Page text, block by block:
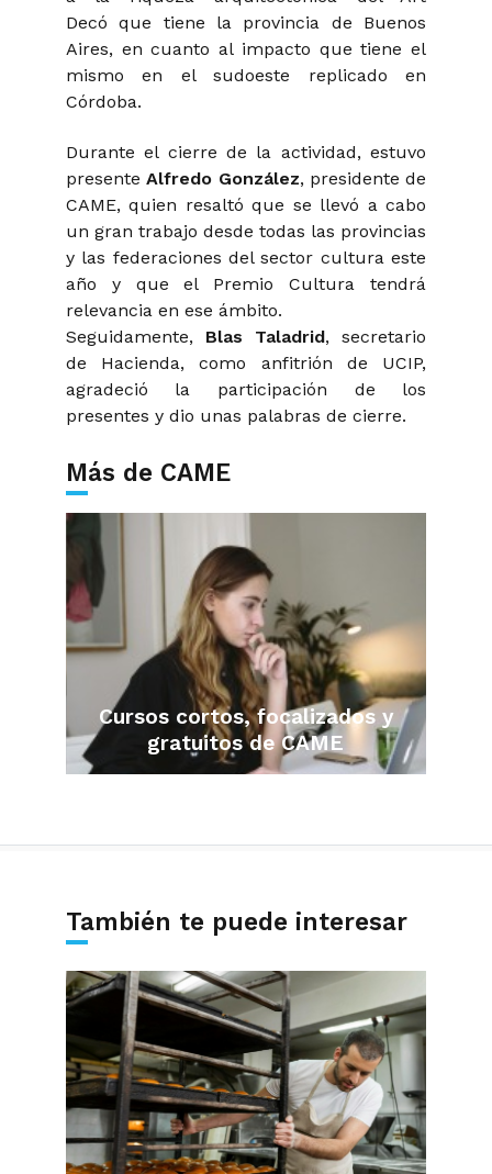
Decó que tiene la provincia de Buenos
Aires, en cuanto al impacto que tiene el
mismo en el sudoeste replicado en
Córdoba.
Durante el cierre de la actividad, estuvo
presenteAlfredo González, presidente de
CAME, quien resaltó que se llevó a cabo
un gran trabajo desde todas las provincias
y las federaciones del sector cultura este
año y que el Premio Cultura tendrá
relevancia en ese ámbito.
Seguidamente, Blas Taladrid, secretario
de Hacienda, como anfitrión de UCIP,
agradeció la participación de los
presentes y dio unas palabras de cierre.
Más de CAME
Cursos cortos, focalizados y
gratuitos de CAME
También te puede interesar